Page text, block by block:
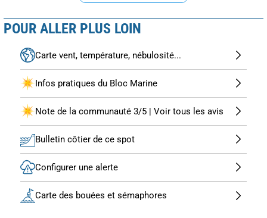
POUR ALLER PLUS LOIN
Carte vent, température, nébulosité...
Infos pratiques du Bloc Marine
Note de la communauté 3/5 | Voir tous les avis
Bulletin côtier de ce spot
Configurer une alerte
Carte des bouées et sémaphores